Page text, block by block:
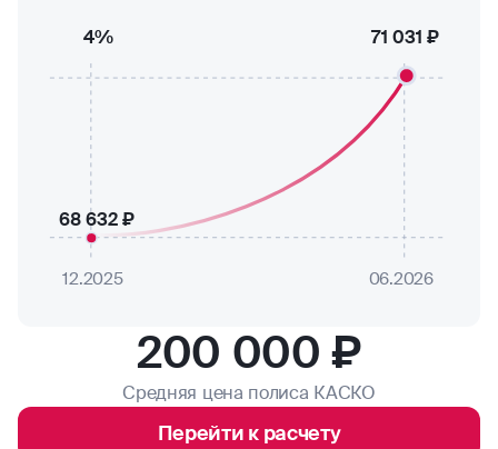
12.2025 06.2026
68 632 ₽
71 031 ₽
4%
200 000 ₽
Средняя цена полиса КАСКО
Перейти к расчету